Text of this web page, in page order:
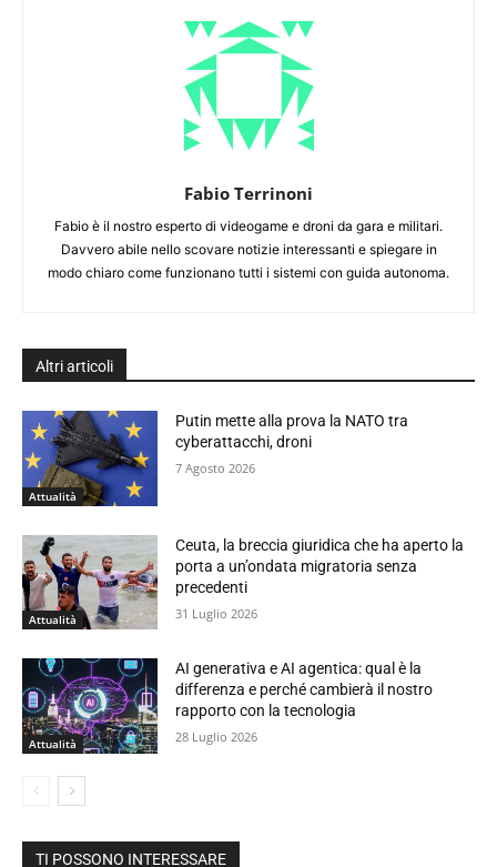
Fabio Terrinoni
Fabio è il nostro esperto di videogame e droni da gara e militari.
Davvero abile nello scovare notizie interessanti e spiegare in
modo chiaro come funzionano tutti i sistemi con guida autonoma.
Altri articoli
Attualità
Putin mette alla prova la NATO tra
cyberattacchi, droni
7 Agosto 2026
Attualità
Ceuta, la breccia giuridica che ha aperto la
porta a un’ondata migratoria senza
precedenti
31 Luglio 2026
Attualità
AI generativa e AI agentica: qual è la
differenza e perché cambierà il nostro
rapporto con la tecnologia
28 Luglio 2026
TI POSSONO INTERESSARE